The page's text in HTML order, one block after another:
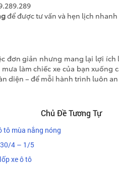
để được tư vấn và hẹn lịch
đơn giản nhưng mang lại lợi ích
làm chiếc xe của bạn xuống
diện – để mỗi hành trình luôn
Chủ Đề Tương Tự
tô mùa nắng nóng
4 – 1/5
xe ô tô